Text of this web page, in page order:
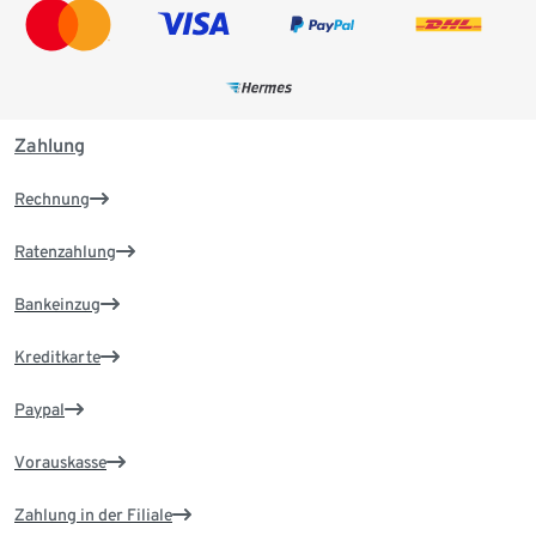
Zahlung
Rechnung
Ratenzahlung
Bankeinzug
Kreditkarte
Paypal
Vorauskasse
Zahlung in der Filiale